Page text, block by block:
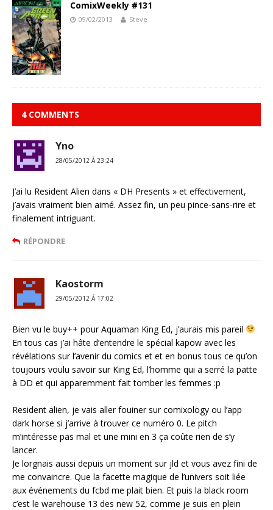
ComixWeekly #131
09/02/2013 Steve
4 COMMENTS
Yno
28/05/2012 Á 23:24
J’ai lu Resident Alien dans « DH Presents » et effectivement,
j’avais vraiment bien aimé. Assez fin, un peu pince-sans-rire et
finalement intriguant.
RÉPONDRE
Kaostorm
29/05/2012 Á 17:02
Bien vu le buy++ pour Aquaman King Ed, j’aurais mis pareil
En tous cas j’ai hâte d’entendre le spécial kapow avec les
révélations sur l’avenir du comics et et en bonus tous ce qu’on
toujours voulu savoir sur King Ed, l’homme qui a serré la patte
à DD et qui apparemment fait tomber les femmes :p
Resident alien, je vais aller fouiner sur comixology ou l’app
dark horse si j’arrive à trouver ce numéro 0. Le pitch
m’intéresse pas mal et une mini en 3 ça coûte rien de s’y
lancer.
Je lorgnais aussi depuis un moment sur jld et vous avez fini de
me convaincre. Que la facette magique de l’univers soit liée
aux événements du fcbd me plait bien. Et puis la black room
c’est le warehouse 13 des new 52, comme je suis en plein